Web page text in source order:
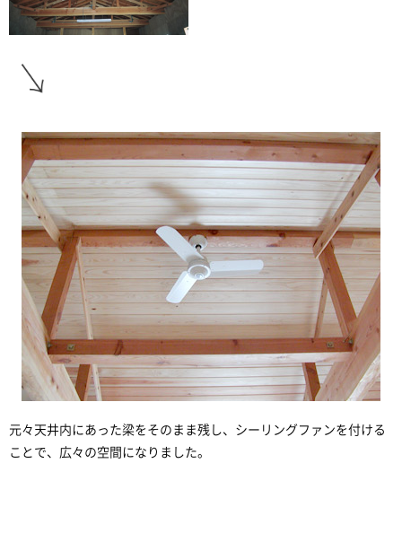
元々天井内にあった梁をそのまま残し、シーリングファンを付ける
ことで、広々の空間になりました。